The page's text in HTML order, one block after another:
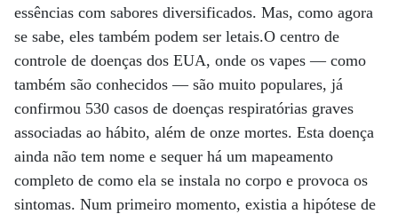
essências com sabores diversificados. Mas, como agora
se sabe, eles também podem ser letais.O centro de
controle de doenças dos EUA, onde os vapes — como
também são conhecidos — são muito populares, já
confirmou 530 casos de doenças respiratórias graves
associadas ao hábito, além de onze mortes. Esta doença
ainda não tem nome e sequer há um mapeamento
completo de como ela se instala no corpo e provoca os
sintomas. Num primeiro momento, existia a hipótese de